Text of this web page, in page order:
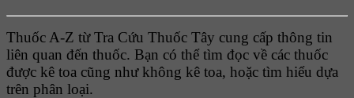
Thuốc A-Z từ Tra Cứu Thuốc Tây cung cấp thông tin
liên quan đến thuốc. Bạn có thể tìm đọc về các thuốc
được kê toa cũng như không kê toa, hoặc tìm hiểu dựa
trên phân loại.